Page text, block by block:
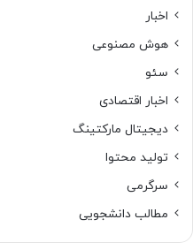
د
ک
ر
ه
ب
ش
اخبار
هوش مصنوعی
سئو
اخبار اقتصادی
دیجیتال مارکتینگ
تولید محتوا
سرگرمی
مطالب دانشجویی